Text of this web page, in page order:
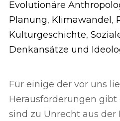
Evolutionäre
Planung, Klimawandel ,
Kulturgeschichte,
Denkansätze und
Für einige der vor uns
Herausforderungen gibt
sind zu Unrecht aus